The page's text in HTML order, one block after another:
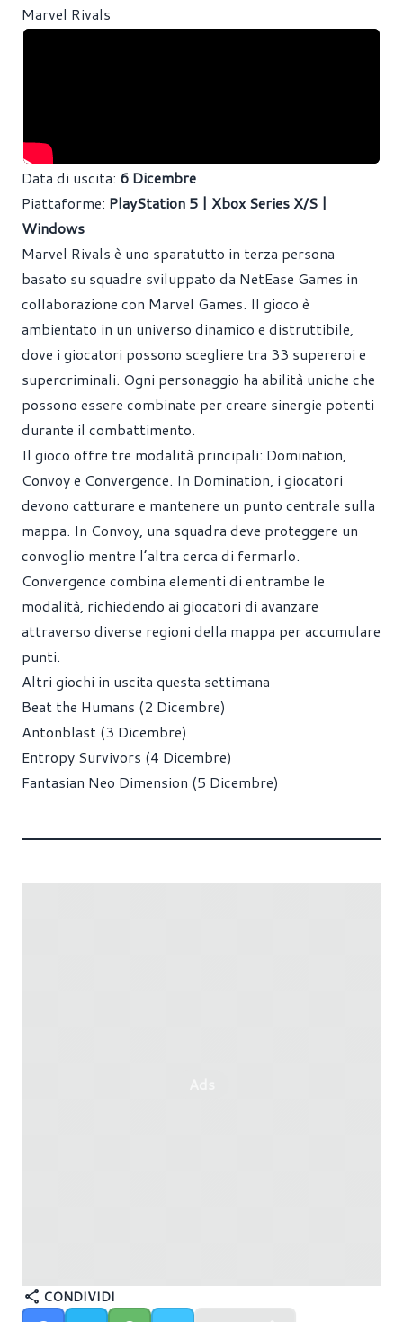
Marvel Rivals
Data di uscita: 6 Dicembre
Piattaforme: PlayStation 5 | Xbox Series X/S |
Windows
Marvel Rivals è uno sparatutto in terza persona
basato su squadre sviluppato da NetEase Games in
collaborazione con Marvel Games. Il gioco è
ambientato in un universo dinamico e distruttibile,
dove i giocatori possono scegliere tra 33 supereroi e
supercriminali. Ogni personaggio ha abilità uniche che
possono essere combinate per creare sinergie potenti
durante il combattimento.
Il gioco offre tre modalità principali: Domination,
Convoy e Convergence. In Domination, i giocatori
devono catturare e mantenere un punto centrale sulla
mappa. In Convoy, una squadra deve proteggere un
convoglio mentre l’altra cerca di fermarlo.
Convergence combina elementi di entrambe le
modalità, richiedendo ai giocatori di avanzare
attraverso diverse regioni della mappa per accumulare
punti.
Altri giochi in uscita questa settimana
Beat the Humans (2 Dicembre)
Antonblast (3 Dicembre)
Entropy Survivors (4 Dicembre)
Fantasian Neo Dimension (5 Dicembre)
CONDIVIDI